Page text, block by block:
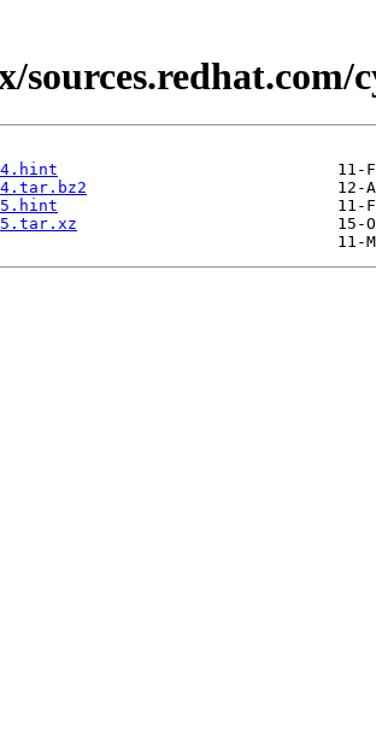
sources.redhat.com/